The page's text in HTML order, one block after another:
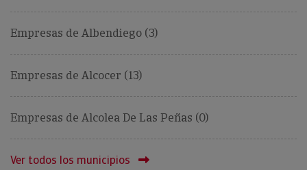
Empresas de Albendiego (3)
Empresas de Alcocer (13)
Empresas de Alcolea De Las Peñas (0)
Ver todos los municipios